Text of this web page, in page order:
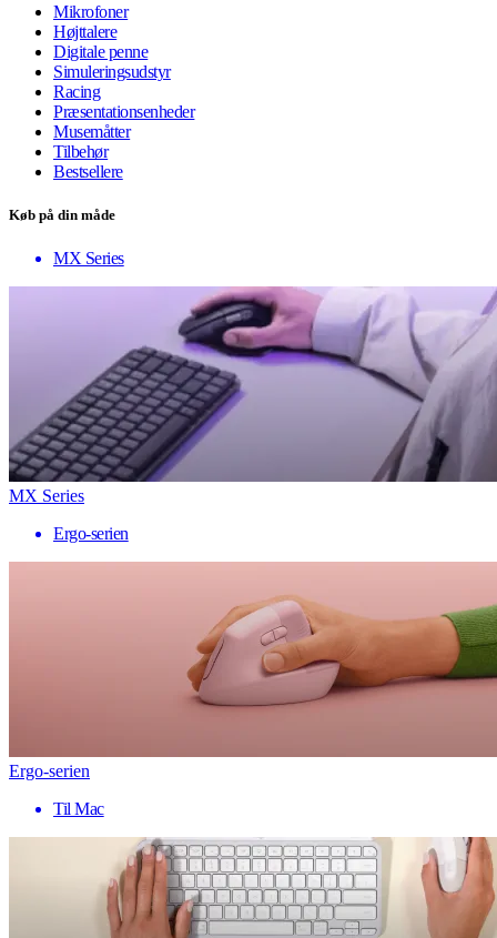
Mikrofoner
Højttalere
Digitale penne
Simuleringsudstyr
Racing
Præsentationsenheder
Musemåtter
Tilbehør
Bestsellere
Køb på din måde
MX Series
MX Series
Ergo-serien
Ergo-serien
Til Mac